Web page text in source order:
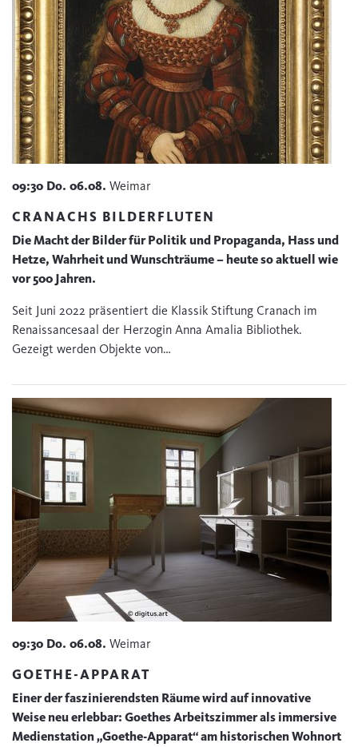
09:30 Do. 06.08. Weimar
CRANACHS BILDERFLUTEN
Die Macht der Bilder für Politik und Propaganda, Hass und
Hetze, Wahrheit und Wunschträume – heute so aktuell wie
vor 500 Jahren.
Seit Juni 2022 präsentiert die Klassik Stiftung Cranach im
Renaissancesaal der Herzogin Anna Amalia Bibliothek.
Gezeigt werden Objekte von…
09:30 Do. 06.08. Weimar
GOETHE-APPARAT
Einer der faszinierendsten Räume wird auf innovative
Weise neu erlebbar: Goethes Arbeitszimmer als immersive
Medienstation „Goethe-Apparat“ am historischen Wohnort